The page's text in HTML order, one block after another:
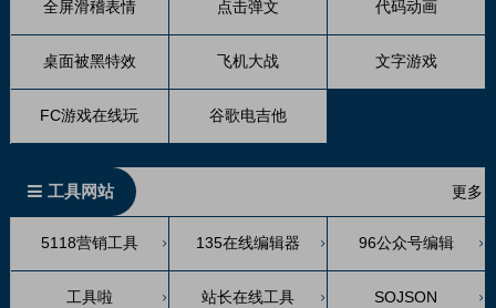
全屏滑稽表情 点击弹文 代码动画
桌面被黑特效 飞机大战 文字游戏
FC游戏在线玩 谷歌电吉他
工具网站 更多
5118营销工具 135在线编辑器 96公众号编辑
工具啦 站长在线工具 SOJSON